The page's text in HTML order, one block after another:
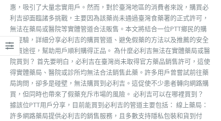
惠，吸引了大量忠實用戶。然而，對於臺灣地區的消費者來說，購買必
利吉卻面臨諸多挑戰，主要因為該藥尚未通過臺灣食藥署的正式許可，
無法在藥局或醫院等實體管道合法販售。本文將結合一位PTT鄉民的購
買經驗，詳細分享必利吉的購買管道、避免假藥的方法以及推薦的安全
購買途徑，幫助用戶順利購得正品。 為什麼必利吉無法在實體藥局或醫
院買到？ 首先要明白，必利吉在臺灣尚未取得官方藥品銷售許可，這使
得實體藥局、醫院或診所均無法合法銷售此藥。許多用戶曾嘗試前往藥
局詢問，卻多是碰壁，無法購買到必利吉。這促使不少患者轉向網路購
買，但同時也帶來了假藥充斥市場的風險。 必利吉可以在哪裡買到？
據該位PTT用戶分享，目前能買到必利吉的管道主要包括： 線上藥局：
許多網路藥局提供必利吉的銷售服務，且多數支持隱私包裝和貨到付